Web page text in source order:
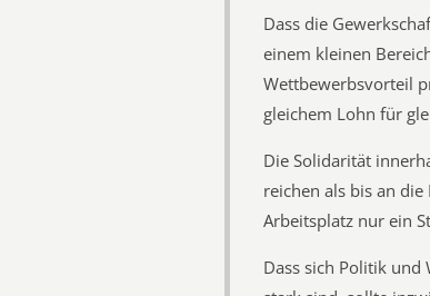
Dass die
einem kleinen
Wettbewerbsvorteil
gleichem Lohn für
Die Solidarität
reichen als bis an
Arbeitsplatz nur ein
Dass sich Politik